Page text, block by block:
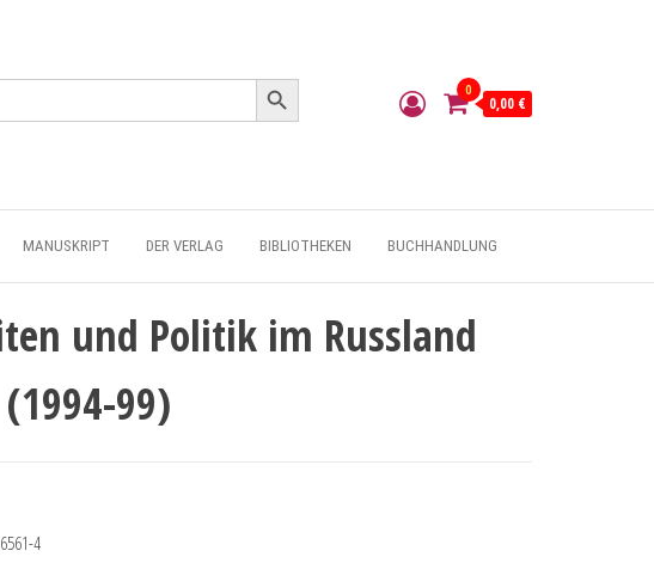
Search Button
0
0,00 €
MANUSKRIPT DER VERLAG BIBLIOTHEKEN BUCHHANDLUNG
und Politik im Russland
99)
4